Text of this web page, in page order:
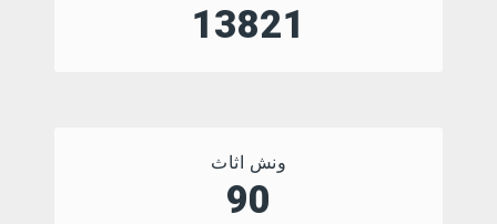
18699
ونش اثاث
90